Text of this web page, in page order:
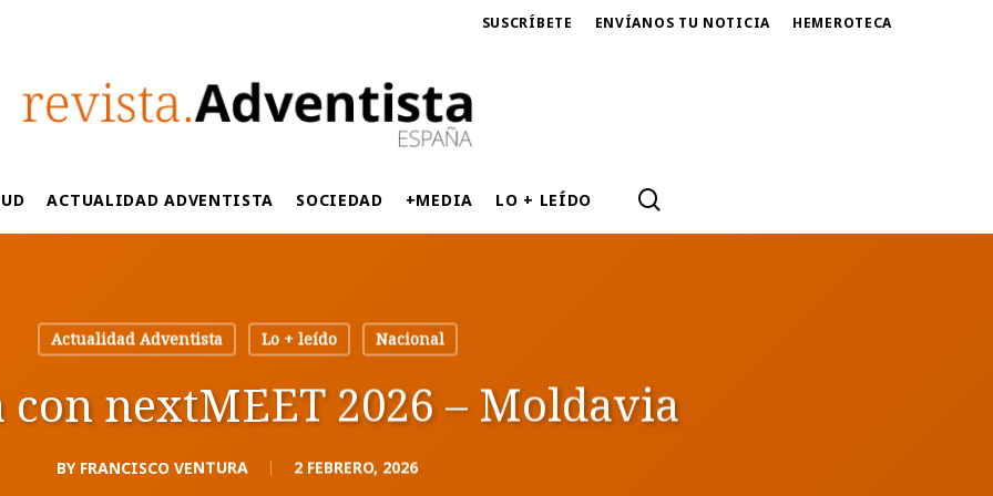
SUSCRÍBETE ENVÍANOS TU NOTICIA HEMEROTECA
ACTUALIDAD ADVENTISTA SOCIEDAD +MEDIA LO + LEÍDO
Actualidad Adventista Lo + leído Nacional
con nextMEET 2026 – Moldavia
BY FRANCISCO VENTURA 2 FEBRERO, 2026